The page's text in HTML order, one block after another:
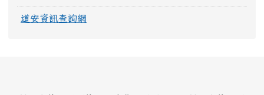
道安資訊查詢網